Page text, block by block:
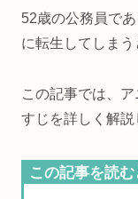
52歳の公務員で
に転生してしまう
この記事では、
すじを詳しく解説
この記事を読